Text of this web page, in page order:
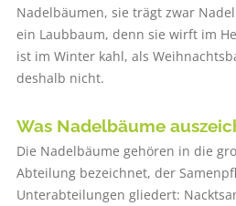
Nadelbäumen, sie trägt zwar
ein Laubbaum, denn sie wirft im
ist im Winter kahl, als
deshalb nicht.
Was Nadelbäume
Die Nadelbäume gehören in die
Abteilung bezeichnet, der
Unterabteilungen gliedert: